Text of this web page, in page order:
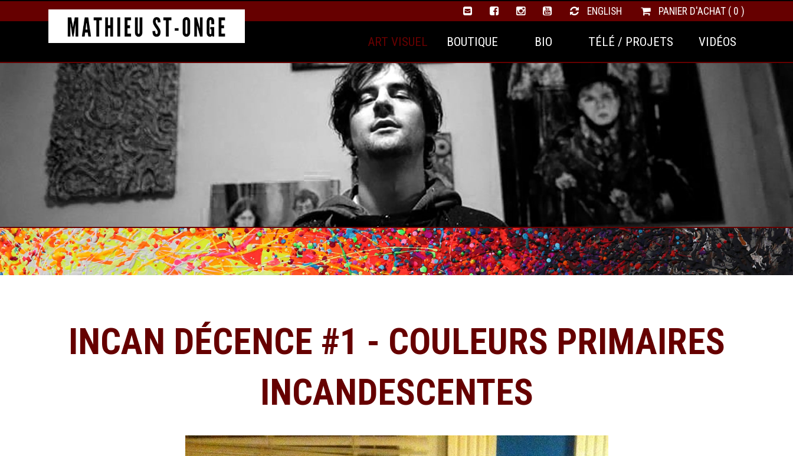
PANIER D'ACHAT ( 0 )
ENGLISH
VIDÉOS
TÉLÉ / PROJETS
BIO
BOUTIQUE
ART VISUEL
INCAN DÉCENCE #1 - COULEURS PRIMAIRES
INCANDESCENTES